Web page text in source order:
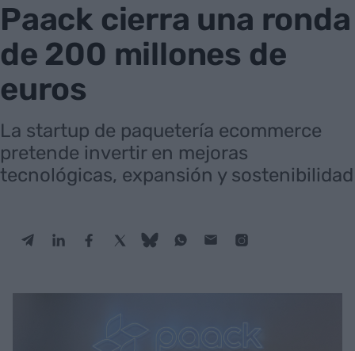
Paack cierra una ronda
de 200 millones de
euros
La startup de paquetería ecommerce
pretende invertir en mejoras
tecnológicas, expansión y sostenibilidad